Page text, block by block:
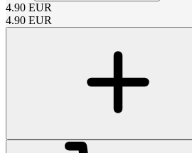
4.90 EUR
4.90 EUR